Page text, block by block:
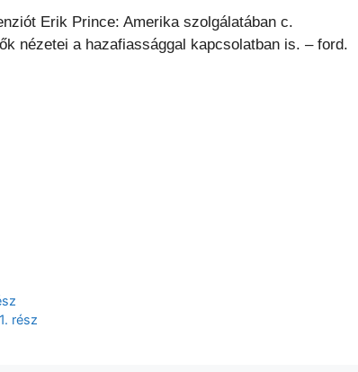
Erik Prince: Amerika szolgálatában c.
nézetei a hazafiassággal kapcsolatban is. – ford.
rész